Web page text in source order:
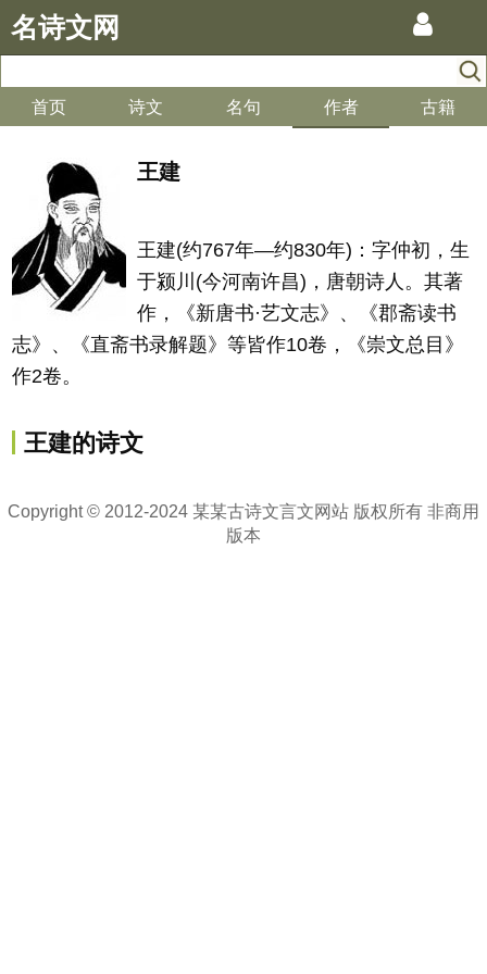
名诗文网
首页 诗文 名句 作者 古籍
王建
王建(约767年—约830年)：字仲初，生
于颍川(今河南许昌)，唐朝诗人。其著
作，《新唐书·艺文志》、《郡斋读书
志》、《直斋书录解题》等皆作10卷，《崇文总目》
作2卷。
王建的诗文
Copyright © 2012-2024 某某古诗文言文网站 版权所有 非商用
版本